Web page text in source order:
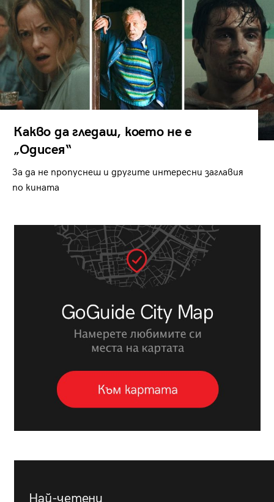
Какво да гледаш, което не е
„Одисея“
За да не пропуснеш и другите интересни заглавия
по кината
Най-четени